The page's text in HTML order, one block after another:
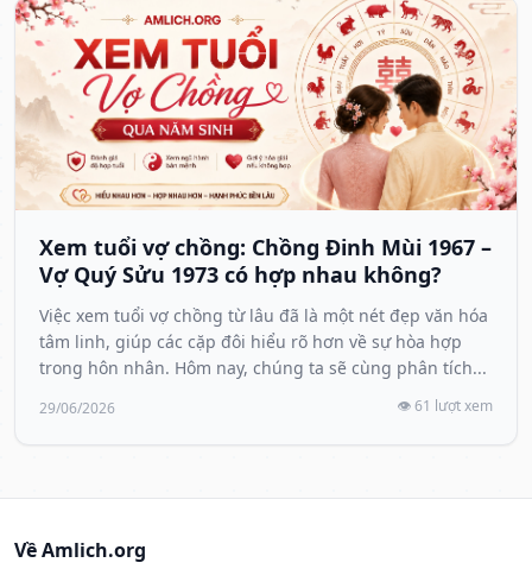
Xem tuổi vợ chồng: Chồng Đinh Mùi 1967 –
Vợ Quý Sửu 1973 có hợp nhau không?
Việc xem tuổi vợ chồng từ lâu đã là một nét đẹp văn hóa
tâm linh, giúp các cặp đôi hiểu rõ hơn về sự hòa hợp
trong hôn nhân. Hôm nay, chúng ta sẽ cùng phân tích...
29/06/2026 👁️ 61 lượt xem
Về Amlich.org